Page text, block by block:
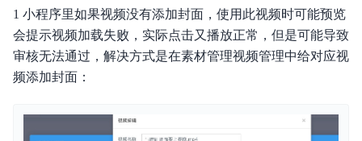
户
AIPAGE
功能发布记录
1 小程序里如果视频没有添加封面，使用此视频时可能预览
会提示视频加载失败，实际点击又播放正常，但是可能导致
审核无法通过，解决方式是在素材管理视频管理中给对应视
频添加封面：